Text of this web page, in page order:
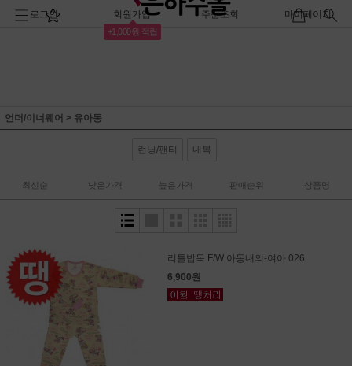
로그인 회원가입
+1,000원 적립
주문조회 마이페이지
언더/이너웨어 > 유아동
런닝/팬티 내복
최신순 낮은가격 높은가격 판매순위 상품명
리틀밥독 F/W 아동내의-여아 026
6,900원